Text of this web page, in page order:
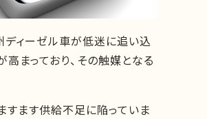
ディーゼル車が低迷に追い込
まっており、その触媒となる
すます供給不足に陥っていま